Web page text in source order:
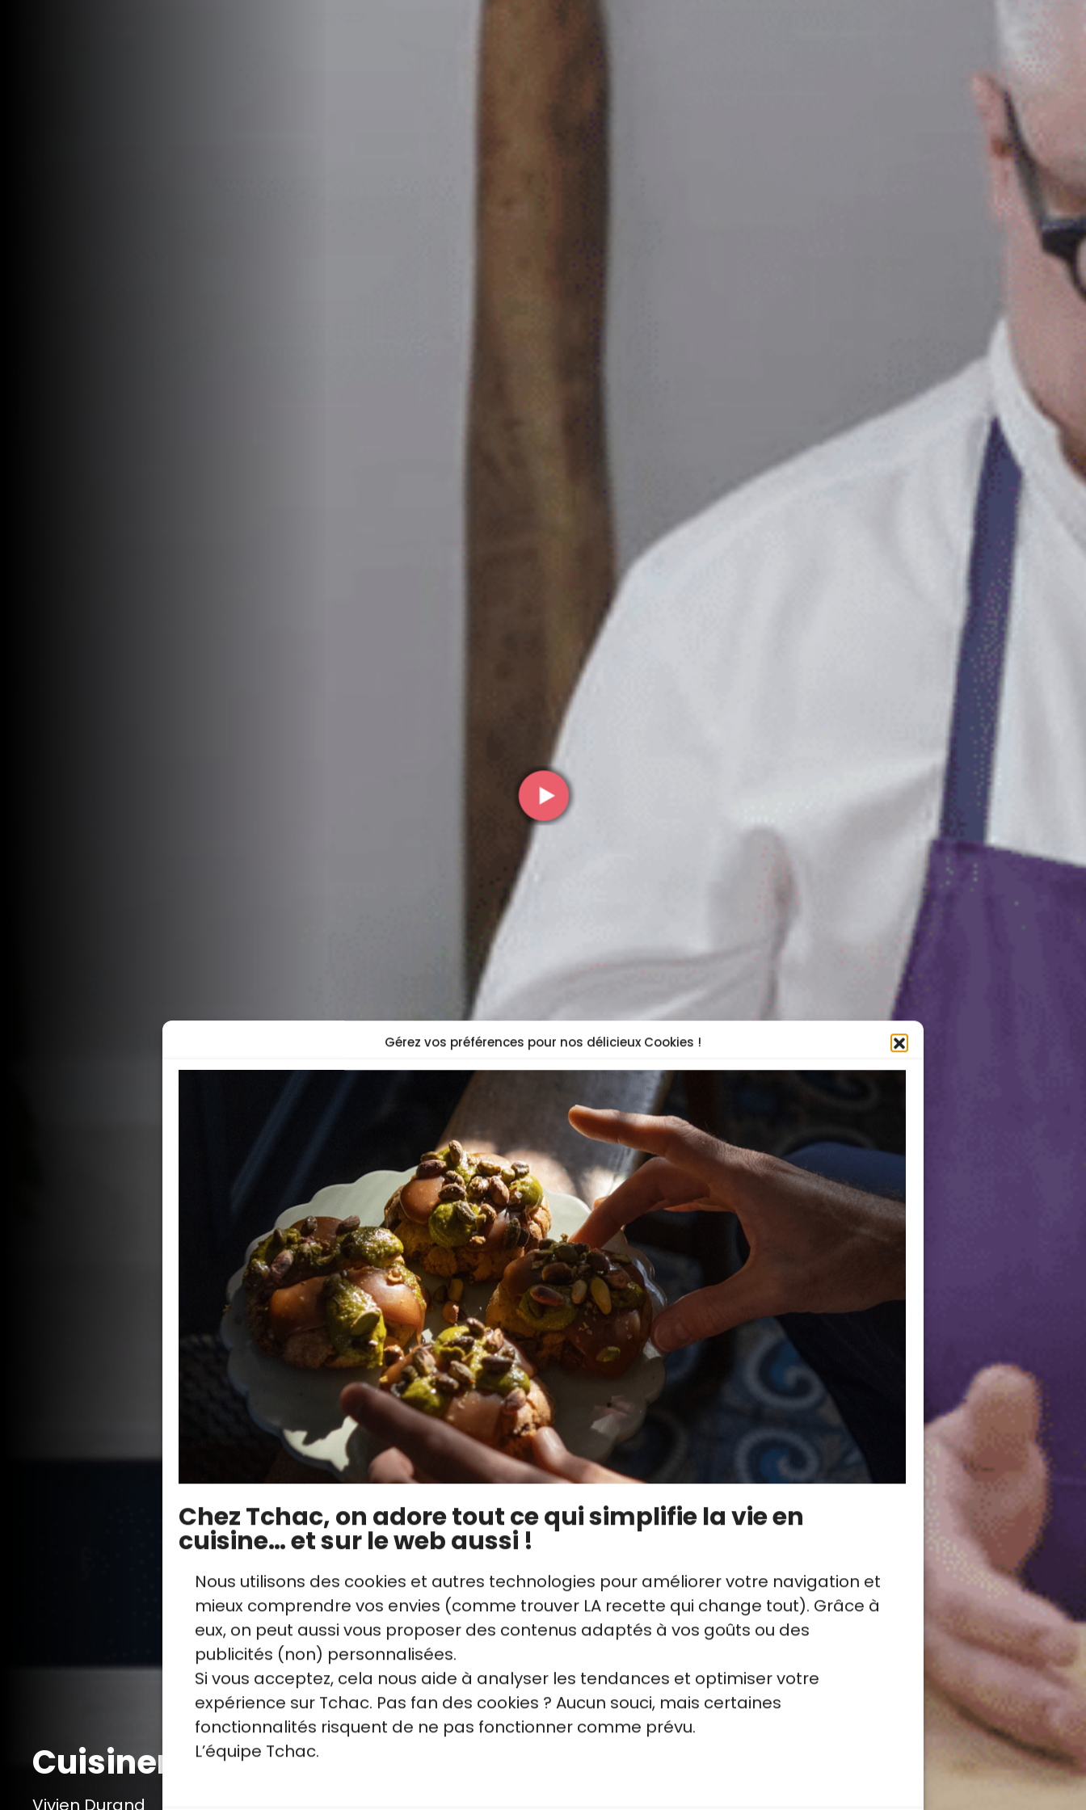
Gérez vos préférences pour nos délicieux Cookies !
Chez Tchac, on adore tout ce qui simplifie la vie en
cuisine… et sur le web aussi !
Nous utilisons des cookies et autres technologies pour améliorer votre navigation et
mieux comprendre vos envies (comme trouver LA recette qui change tout). Grâce à
eux, on peut aussi vous proposer des contenus adaptés à vos goûts ou des
publicités (non) personnalisées.
Si vous acceptez, cela nous aide à analyser les tendances et optimiser votre
expérience sur Tchac. Pas fan des cookies ? Aucun souci, mais certaines
fonctionnalités risquent de ne pas fonctionner comme prévu.
L’équipe Tchac.
Cuisiner la volaille
Vivien Durand